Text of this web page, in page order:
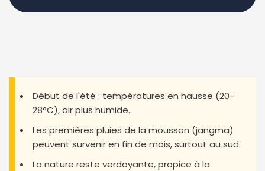
Début de l'été : températures en hausse (20-
28°C), air plus humide.
Les premières pluies de la mousson (jangma)
peuvent survenir en fin de mois, surtout au sud.
La nature reste verdoyante, propice à la